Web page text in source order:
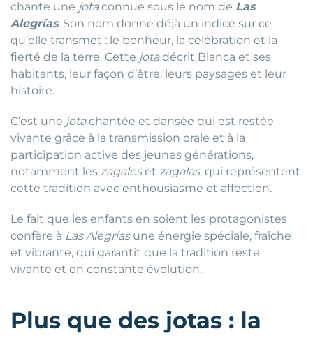
chante une jotaconnue sous le nom de Las
Alegrías. Son nom donne déjà un indice sur ce
qu’elle transmet : le bonheur, la célébration et la
fierté de la terre. Cette jotadécrit Blanca et ses
habitants, leur façon d’être, leurs paysages et leur
histoire.
C’est une jotachantée et dansée qui est restée
vivante grâce à la transmission orale et à la
participation active des jeunes générations,
notamment les zagaleset zagalas, qui représentent
cette tradition avec enthousiasme et affection.
Le fait que les enfants en soient les protagonistes
confère à Las Alegríasune énergie spéciale, fraîche
et vibrante, qui garantit que la tradition reste
vivante et en constante évolution.
Plus que des jotas : la